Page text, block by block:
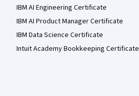
IBM AI Engineering Certificate
IBM AI Product Manager Certificate
IBM Data Science Certificate
Intuit Academy Bookkeeping Certificate